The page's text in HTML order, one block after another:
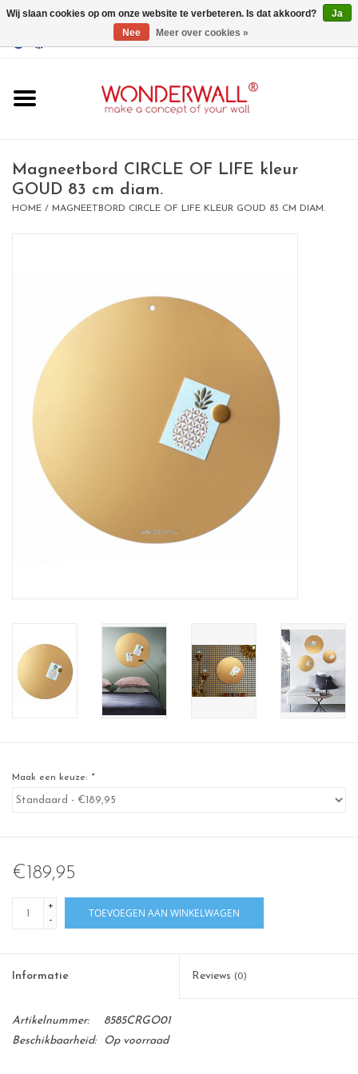
GBP/USD
magneetborden
whiteboards
BIG SALE , GRAB YOUR
CHANCE
LIMITED EXCLUSIVES
Wandplanken / Shelves
Rechthoekige , vierkante, ronde
magneetborden
Magneetbord CIRCLE OF LIFE kleur
GOUD 83 cm diam.
HOME / MAGNEETBORD CIRCLE OF LIFE KLEUR GOUD 83 CM DIAM.
Maak een keuze: *
€189,95
+
-
TOEVOEGEN AAN WINKELWAGEN
Informatie Reviews (0)
Artikelnummer:
8585CRGO01
Beschikbaarheid:
Op voorraad
Wij slaan cookies op om onze website te verbeteren. Is dat akkoord?
Ja
Nee
Meer over cookies »